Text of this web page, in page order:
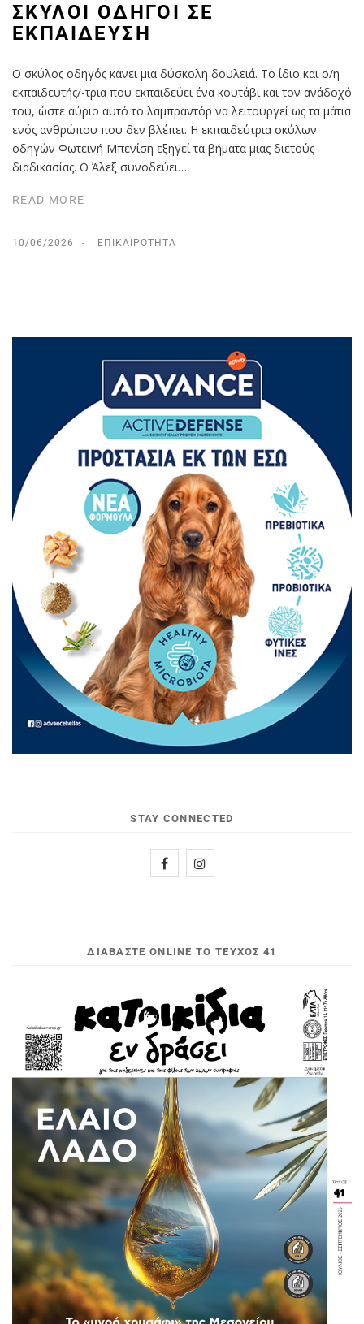
ΣΚΎΛΟΙ ΟΔΗΓΟΊ ΣΕ
ΕΚΠΑΊΔΕΥΣΗ
Ο σκύλος οδηγός κάνει μια δύσκολη δουλειά. Το ίδιο και ο/η
εκπαιδευτής/-τρια που εκπαιδεύει ένα κουτάβι και τον ανάδοχό
του, ώστε αύριο αυτό το λαμπραντόρ να λειτουργεί ως τα μάτια
ενός ανθρώπου που δεν βλέπει. Η εκπαιδεύτρια σκύλων
οδηγών Φωτεινή Μπενίση εξηγεί τα βήματα μιας διετούς
διαδικασίας. Ο Άλεξ συνοδεύει…
READ MORE
10/06/2026 ΕΠΙΚΑΙΡΌΤΗΤΑ
STAY CONNECTED
ΔΙΑΒΆΣΤΕ ONLINE ΤΟ ΤΕΎΧΟΣ 41